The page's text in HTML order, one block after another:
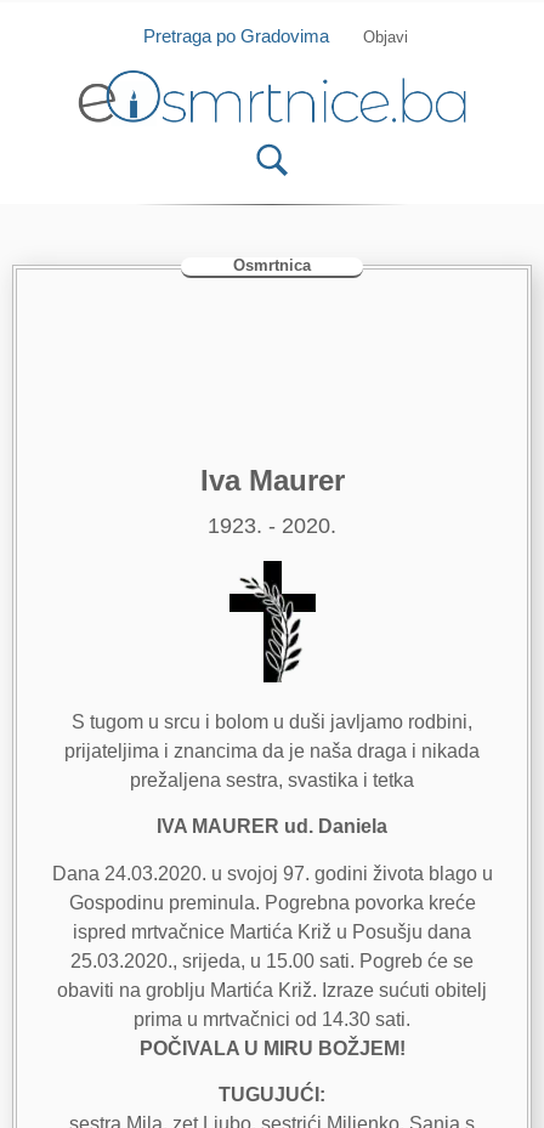
Isprobajte našu Android i IOS aplikaciju
Pretraga po Gradovima Objavi
Osmrtnica
Iva Maurer
1923. - 2020.
S tugom u srcu i bolom u duši javljamo rodbini,
prijateljima i znancima da je naša draga i nikada
prežaljena sestra, svastika i tetka
IVA MAURER ud. Daniela
Dana 24.03.2020. u svojoj 97. godini života blago u
Gospodinu preminula. Pogrebna povorka kreće
ispred mrtvačnice Martića Križ u Posušju dana
25.03.2020., srijeda, u 15.00 sati. Pogreb će se
obaviti na groblju Martića Križ. Izraze sućuti obitelj
prima u mrtvačnici od 14.30 sati.
POČIVALA U MIRU BOŽJEM!
TUGUJUĆI: